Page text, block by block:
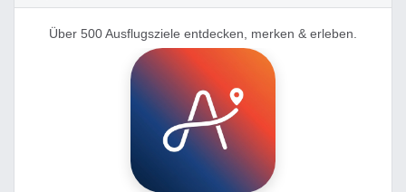
Über 500 Ausflugsziele entdecken, merken & erleben.